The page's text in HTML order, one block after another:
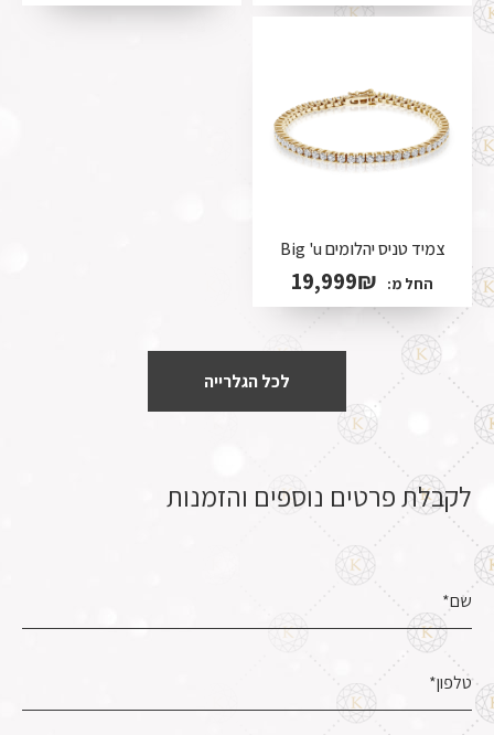
צמיד טניס יהלומים Big 'u
החל מ: 19,999₪
לכל הגלרייה
לקבלת פרטים נוספים והזמנות